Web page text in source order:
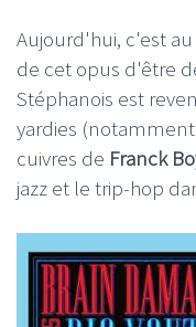
Aujourd'hui, c'est
de cet opus d'être
Stéphanois est
yardies (notamment
cuivres de Franck
jazz et le trip-hop